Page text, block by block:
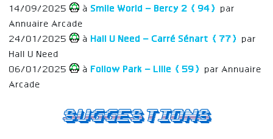
Suggestions
14/09/2025
à Smile World – Bercy 2 (94)
par
Annuaire Arcade
24/01/2025
à Hall U Need – Carré Sénart (77)
par
Hall U Need
06/01/2025
à Follow Park – Lille (59)
par Annuaire
Arcade